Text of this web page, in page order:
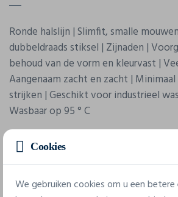
Ronde halslijn | Slimfit, smalle
dubbeldraads stiksel | Zijnaden |
behoud van de vorm en kleurvast |
Aangenaam zacht en zacht |
strijken | Geschikt voor industrieel
Wasbaar op 95 ° C
Cookies
We gebruiken cookies om u een